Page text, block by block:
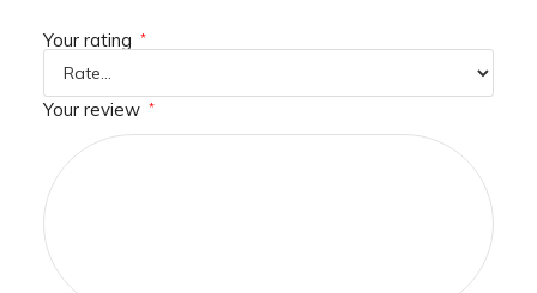
Your rating *
Your review *